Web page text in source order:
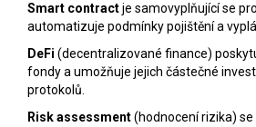
Smart contractje samovyplňující se
automatizuje podmínky pojištění a
DeFi (decentralizované finance)
fondy a umožňuje jejich částečné
protokolů.
Risk assessment(hodnocení rizika)